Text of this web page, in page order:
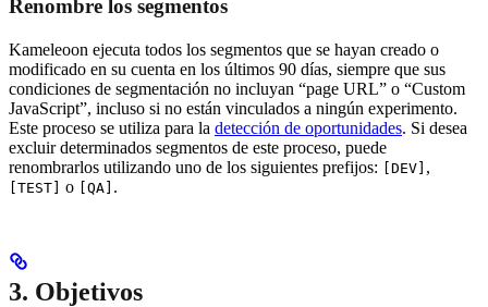
Renombre los segmentos
Kameleoon ejecuta todos los segmentos que se hayan creado o
modificado en su cuenta en los últimos 90 días, siempre que sus
condiciones de segmentación no incluyan “page URL” o “Custom
JavaScript”, incluso si no están vinculados a ningún experimento.
Este proceso se utiliza para la detección de oportunidades. Si desea
excluir determinados segmentos de este proceso, puede
renombrarlos utilizando uno de los siguientes prefijos:
[DEV] ,
[TEST] o [QA] .
3. Objetivos